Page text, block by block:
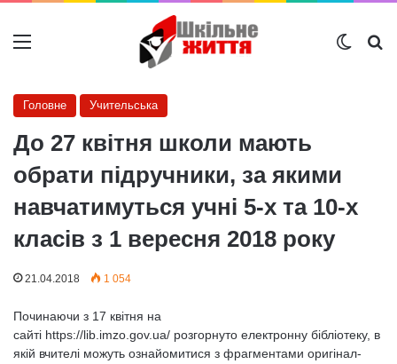
Меню
Головне Учительська
До 27 квітня школи мають
обрати підручники, за якими
навчатимуться учні 5-х та 10-х
класів з 1 вересня 2018 року
21.04.2018 1 054
Починаючи з 17 квітня на
сайті https://lib.imzo.gov.ua/ розгорнуто електронну бібліотеку, в
якій вчителі можуть ознайомитися з фрагментами оригінал-